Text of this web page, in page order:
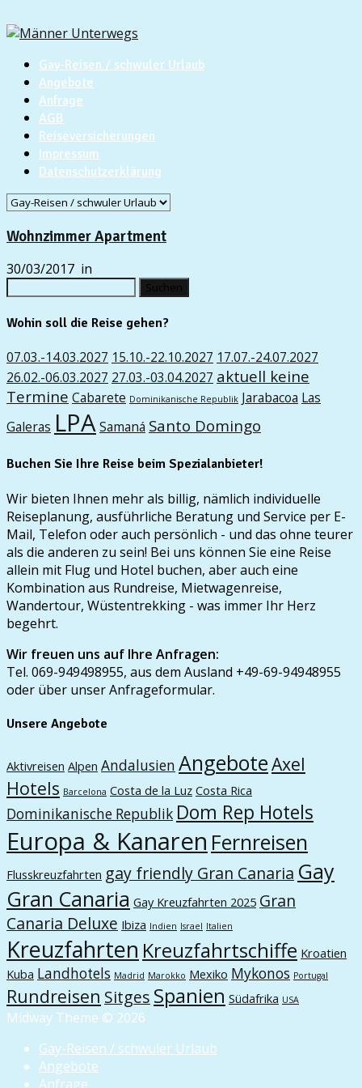
Gay-Reisen / schwuler Urlaub
Angebote
Anfrage
AGB
Reiseversicherungen
Impressum
Datenschutzerklärung
Wohnzimmer Apartment
30/03/2017 in
Wohin soll die Reise gehen?
07.03.-14.03.2027 15.10.-22.10.2027 17.07.-24.07.2027
26.02.-06.03.2027 27.03.-03.04.2027 aktuell keine
Termine Cabarete Dominikanische Republik Jarabacoa Las
Galeras LPASamaná Santo Domingo
Buchen Sie Ihre Reise beim Spezialanbieter!
Wir bieten Ihnen mehr als billig, nämlich individuelle
Reiseplanung, ausführliche Beratung und Service per E-
Mail, Telefon oder auch persönlich - und das ohne teurer
als die anderen zu sein! Bei uns können Sie eine Reise
allein mit Flug und Hotel buchen, aber auch eine
Kombination aus Rundreise, Mietwagenreise,
Wandertour, Wüstentrekking - was immer Ihr Herz
begehrt.
Wir freuen uns auf Ihre Anfragen:
Tel. 069-949498955, aus dem Ausland +49-69-94948955
oder über unser Anfrageformular.
Unsere Angebote
Aktivreisen Alpen Andalusien AngeboteAxel
Hotels Barcelona Costa de la Luz Costa Rica
Dominikanische Republik Dom Rep Hotels
Europa & Kanaren Fernreisen
Flusskreuzfahrten gay friendly Gran Canaria Gay
Gran Canaria Gay Kreuzfahrten 2025 Gran
Canaria Deluxe Ibiza Indien Israel Italien
Kreuzfahrten Kreuzfahrtschiffe Kroatien
Kuba Landhotels Madrid Marokko Mexiko Mykonos Portugal
Rundreisen Sitges Spanien Südafrika USA
Midway Theme © 2026
Gay-Reisen / schwuler Urlaub
Angebote
Anfrage